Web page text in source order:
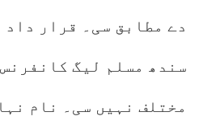
دے مطابق سی۔ قرار
سندھ مسلم لیگ
مختلف نہیں سی۔ نام